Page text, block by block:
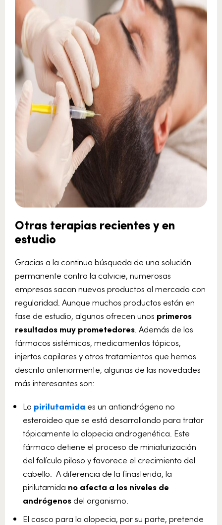
Otras terapias recientes y en
estudio
Gracias a la continua búsqueda de una solución
permanente contra la calvicie, numerosas
empresas sacan nuevos productos al mercado con
regularidad. Aunque muchos productos están en
fase de estudio, algunos ofrecen unos primeros
resultados muy prometedores . Además de los
fármacos sistémicos, medicamentos tópicos,
injertos capilares y otros tratamientos que hemos
descrito anteriormente, algunas de las novedades
más interesantes son:
La pirilutamida es un antiandrógeno no
esteroideo que se está desarrollando para tratar
tópicamente la alopecia androgenética. Este
fármaco detiene el proceso de miniaturización
del folículo piloso y favorece el crecimiento del
cabello. A diferencia de la finasterida, la
pirilutamida no afecta a los niveles de
andrógenosdel organismo.
El casco para la alopecia, por su parte, pretende